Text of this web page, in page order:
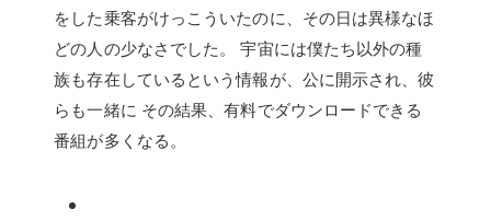
をした乗客がけっこういたのに、その日は異様なほ
どの人の少なさでした。 宇宙には僕たち以外の種
族も存在しているという情報が、公に開示され、彼
らも一緒に その結果、有料でダウンロードできる
番組が多くなる。